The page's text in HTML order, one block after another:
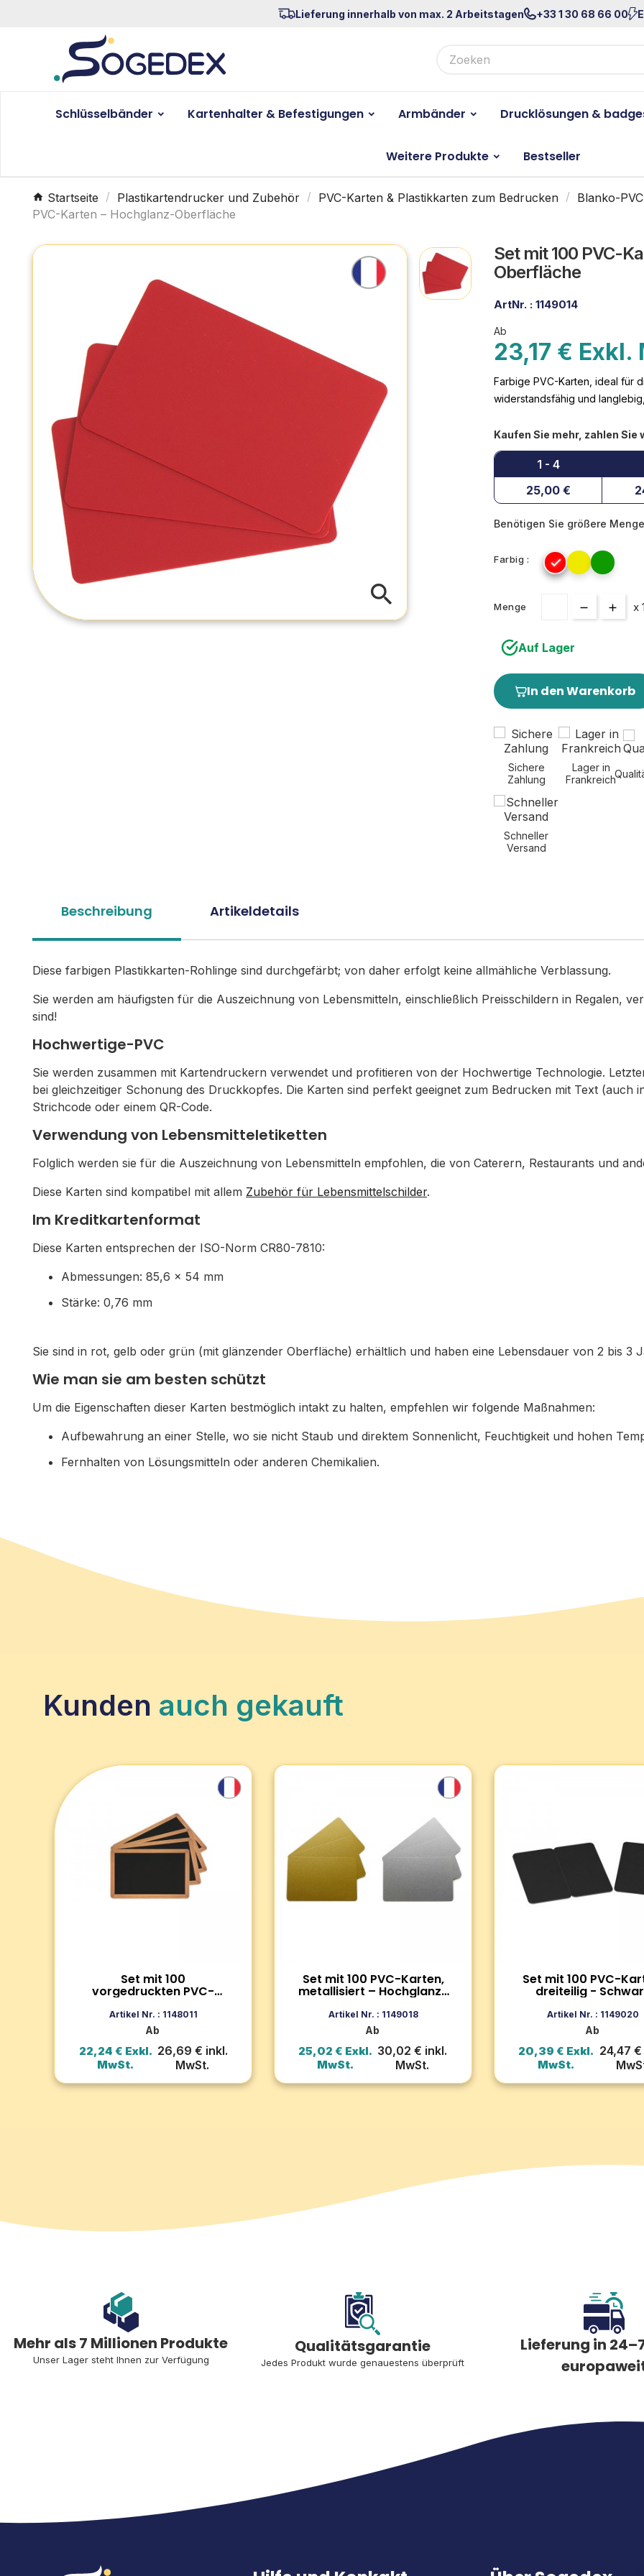
Lieferung innerhalb von max. 2 Arbeitstagen +33 1 30 68 66 00
Schlüsselbänder Kartenhalter & Befestigungen Armbänder Drucklösungen &
Weitere Produkte Bestseller
Startseite Plastikartendrucker und Zubehör PVC-Karten & Plastikkarten zum Bedrucken Blanko-
PVC-Karten – Hochglanz-Oberfläche
search
Set mit 100 PVC-
Oberfläche
ArtNr. : 1149014
Ab
23,17 € Exkl.
Farbige PVC-Karten, ideal für
widerstandsfähig und
Kaufen Sie mehr, zahlen Sie
1 - 4
25,00 €
Benötigen Sie größere
Farbig : 
Menge x
Auf Lager
In den Warenkorb
Sichere
Zahlung
Lager in
Frankreich
Schneller
Versand
Beschreibung Artikeldetails
Diese farbigen Plastikkarten-Rohlinge sind durchgefärbt; von daher erfolgt keine allmähliche Verblassung.
Sie werden am häufigsten für die Auszeichnung von Lebensmitteln, einschließlich Preisschildern in Regalen,
sind!
Hochwertige-PVC
Sie werden zusammen mit Kartendruckern verwendet und profitieren von der Hochwertige Technologie.
bei gleichzeitiger Schonung des Druckkopfes. Die Karten sind perfekt geeignet zum Bedrucken mit Text
Strichcode oder einem QR-Code.
Verwendung von Lebensmitteletiketten
Folglich werden sie für die Auszeichnung von Lebensmitteln empfohlen, die von Caterern, Restaurants und
Diese Karten sind kompatibel mit allem Zubehör für Lebensmittelschilder.
Im Kreditkartenformat
Diese Karten entsprechen der ISO-Norm CR80-7810:
Abmessungen: 85,6 x 54 mm
Stärke: 0,76 mm
Sie sind in rot, gelb oder grün (mit glänzender Oberfläche) erhältlich und haben eine Lebensdauer von 2 bis 3
Wie man sie am besten schützt
Um die Eigenschaften dieser Karten bestmöglich intakt zu halten, empfehlen wir folgende Maßnahmen:
Aufbewahrung an einer Stelle, wo sie nicht Staub und direktem Sonnenlicht, Feuchtigkeit und hohen
Fernhalten von Lösungsmitteln oder anderen Chemikalien.
Kunden auch gekauft
PVC-Druckkarten mit
Schiefer-Effekt –...
Vorgedruckte Blankokarten aus
Kunststoff, die sich ideal für
Lebensmitteletiketten,
Set mit 100
vorgedruckten PVC-
Effekt – Hochglanz-
Oberfläche
Artikel Nr. : 1148011
Ab
22,24 € Exkl.
MwSt.
26,69 € inkl.
MwSt.
Zum Produkt
metallisiert – Hochglanz-
Oberfläche
Metallisierte Blankokarten, ideal für
Ihre Veranstaltungen: Treue-,
Veranstaltungs- oder
Set mit 100 PVC-Karten,
metallisiert – Hochglanz-
Artikel Nr. : 1149018
Ab
25,02 € Exkl.
MwSt.
30,02 € inkl.
MwSt.
Zum Produkt
Trennbare Dreierkarten sind
bedruckbare, gestaltbare
nummerierte Plastikkarten,
ideal für Treue, Geschenke,
Set mit 100 PVC-
dreiteilig -
Artikel Nr. : 1149020
Ab
20,39 € Exkl.
MwSt.
24,47 €
Zum Produkt
Mehr als 7 Millionen Produkte
Unser Lager steht Ihnen zur Verfügung
Qualitätsgarantie
Jedes Produkt wurde genauestens überprüft
Lieferung in